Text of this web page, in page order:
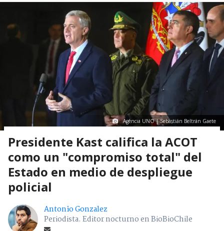
Agencia UNO | Sebastián Beltrán Gaete
Presidente Kast califica la ACOT
como un "compromiso total" del
Estado en medio de despliegue
policial
Antonio Gonzalez
Periodista. Editor nocturno en BioBioChile